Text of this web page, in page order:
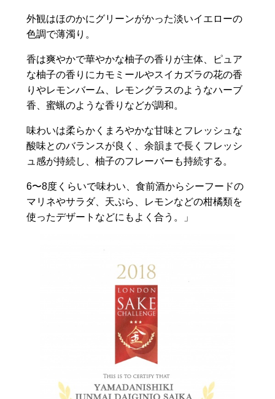
外観はほのかにグリーンがかった淡いイエローの
色調で薄濁り。
香は爽やかで華やかな柚子の香りが主体、ピュア
な柚子の香りにカモミールやスイカズラの花の香
りやレモンバーム、レモングラスのようなハーブ
香、蜜蝋のような香りなどが調和。
味わいは柔らかくまろやかな甘味とフレッシュな
酸味とのバランスが良く、余韻まで長くフレッシ
ュ感が持続し、柚子のフレーバーも持続する。
6〜8度くらいで味わい、食前酒からシーフードの
マリネやサラダ、天ぷら、レモンなどの柑橘類を
使ったデザートなどにもよく合う。」